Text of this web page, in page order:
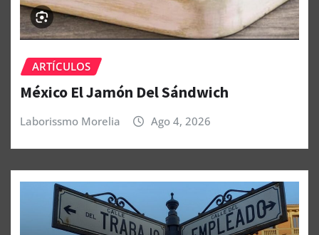
ARTÍCULOS
México El Jamón Del Sándwich
Laborissmo Morelia Ago 4, 2026